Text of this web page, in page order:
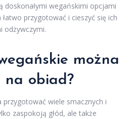
doskonałymi wegańskimi opcjami
przygotować i cieszyć się ich
odżywczymi.
można
na obiad?
wiele smacznych i
zaspokoją głód, ale także